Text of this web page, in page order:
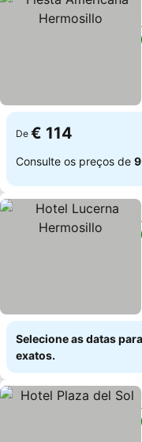
De € 114
Consulte os preços de
Selecione as datas
exatos.